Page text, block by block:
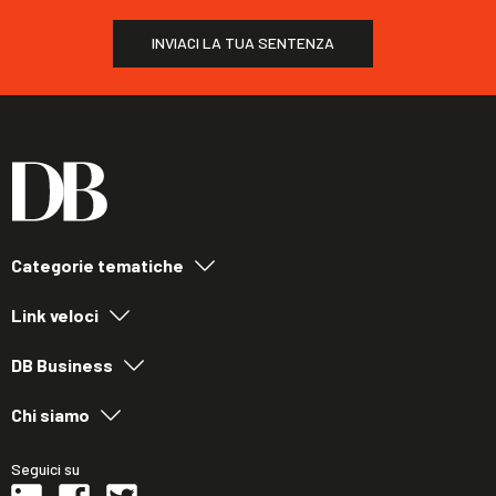
INVIACI LA TUA SENTENZA
Categorie tematiche
Link veloci
DB Business
Chi siamo
Seguici su